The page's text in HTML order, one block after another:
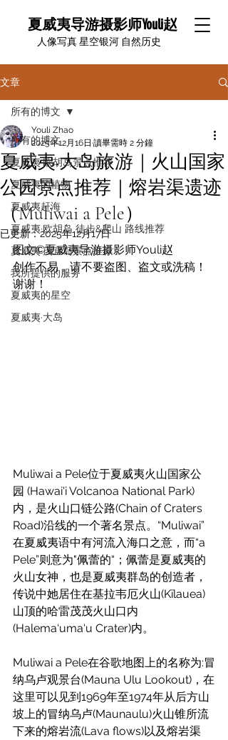
夏威夷导游摄影师Youli赵
​人像写真 星空银河 自然历史
文章
所有的博文
夏威夷·欧胡岛景点推荐
夏威夷的植物
夏威夷赶海
夏威夷·欧胡岛 徒步&爬山 路线推荐
夏威夷·茂宜岛景点推荐
我所提供的服务
夏威夷的星空
夏威夷·大岛
所有的博文
夏威夷·大岛旅游｜火山国家
公园景点推荐｜熔岩渠遗迹
（Muliwai a Pele）
Youli Zhao
2025年12月16日 讀畢需時 2 分鐘
已更新：2025年12月17日
图文©️夏威夷导游摄影师Youli赵
创作不易，请不要盗图、盗文或洗稿！
谢谢！
Muliwai a Pele位于夏威夷火山国家公
园 (Hawai'i Volcanoa National Park)
内，是火山口链公路(Chain of Craters
Road)沿线的一个著名景点。“Muliwai”
在夏威夷语中有河流入海口之意，而“a
Pele”则意为"佩蕾的“；佩蕾是夏威夷的
火山女神，也是夏威夷群岛的创造者，
传说中她居住在基拉韦厄火山(Kīlauea)
山顶的哈雷茂茂火山口内
(Halema‘uma‘u Crater)内。
Muliwai a Pele在谷歌地图上的名称为:冒
纳乌卢观景台(Mauna Ulu Lookout)，在
这里可以见到1969年至1974年从后方山
坡上的冒纳乌卢(Maunaulu)火山锥所流
下来的熔岩流(Lava flows)以及熔岩渠